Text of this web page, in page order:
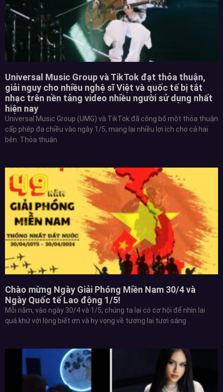
Universal Music Group và TikTok đạt thỏa thuận,
giải nguy cho nhiều nghệ sĩ Việt và quốc tế bị tắt
nhạc trên nền tảng video nhiều người sử dụng nhất
hiện nay
Universal Music Group (UMG) và TikTok đã công bố một thỏa thuận
cấp phép đa chiều vào ngày 1/5, mang lại nhiều lợi ích cho cả hai
bên. Thỏa thuận
Chào mừng Ngày Giải Phóng Miền Nam 30/4 và
Ngày Quốc tế Lao động 1/5!
Mỗi năm, vào ngày 30/4 và 1/5, chúng ta lại có cơ hội để nhìn lại
quá khứ với lòng biết ơn và hy vọng về tương lai tươi sáng